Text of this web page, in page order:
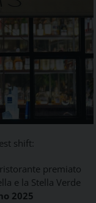
shift:
premiato
e la Stella Verde
2025